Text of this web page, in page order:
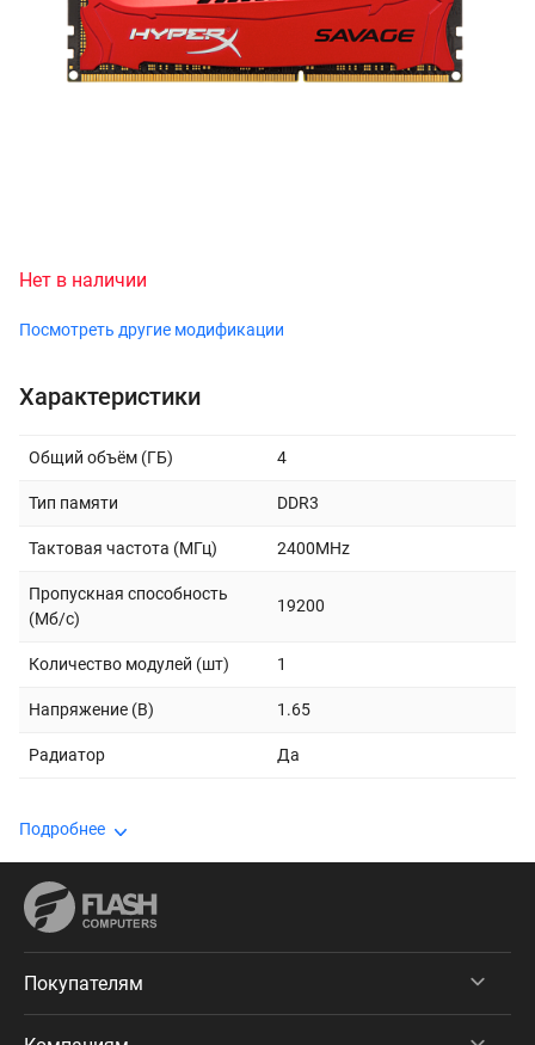
Нет в наличии
Посмотреть другие модификации
Характеристики
Общий объём (ГБ) 4
Тип памяти DDR3
Тактовая частота (МГц) 2400MHz
Пропускная способность
(Мб/с)
19200
Количество модулей (шт) 1
Напряжение (В) 1.65
Радиатор Да
Подробнее
Покупателям